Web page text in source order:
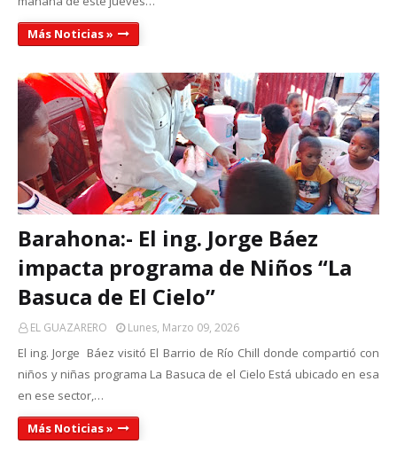
Más Noticias »
Barahona:- El ing. Jorge Báez
impacta programa de Niños “La
Basuca de El Cielo”
EL GUAZARERO Lunes, Marzo 09, 2026
El ing. Jorge Báez visitó El Barrio de Río Chill donde compartió con
niños y niñas programa La Basuca de el Cielo Está ubicado en esa
en ese sector,…
Más Noticias »